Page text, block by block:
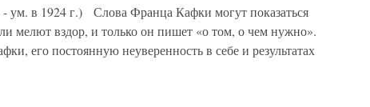
в 1924 г.) Слова Франца Кафки могут показаться
мелют вздор, и только он пишет «о том, о чем нужно».
его постоянную неуверенность в себе и результатах